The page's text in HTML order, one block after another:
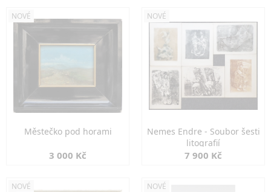
NOVÉ
Městečko pod horami
3 000 Kč
NOVÉ
Nemes Endre - Soubor šesti
litografií
7 900 Kč
NOVÉ NOVÉ